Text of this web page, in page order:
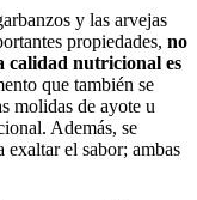
y las arvejas
propiedades, no
calidad nutricional es
que también se
molidas de ayote u
Además, se
el sabor; ambas